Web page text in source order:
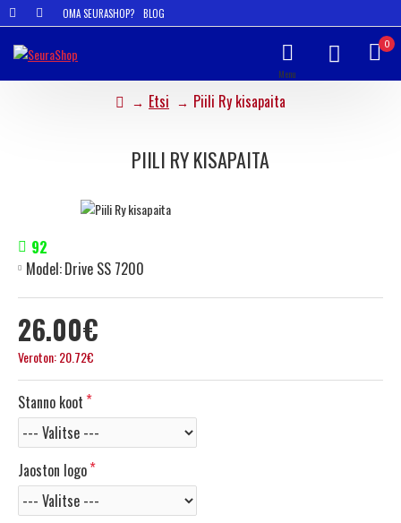
OMA SEURASHOP? BLOG
0
Etsi Piili Ry kisapaita
PIILI RY KISAPAITA
26.00€
Veroton: 20.72€
92
Model:Drive SS 7200
Stanno koot
Jaoston logo